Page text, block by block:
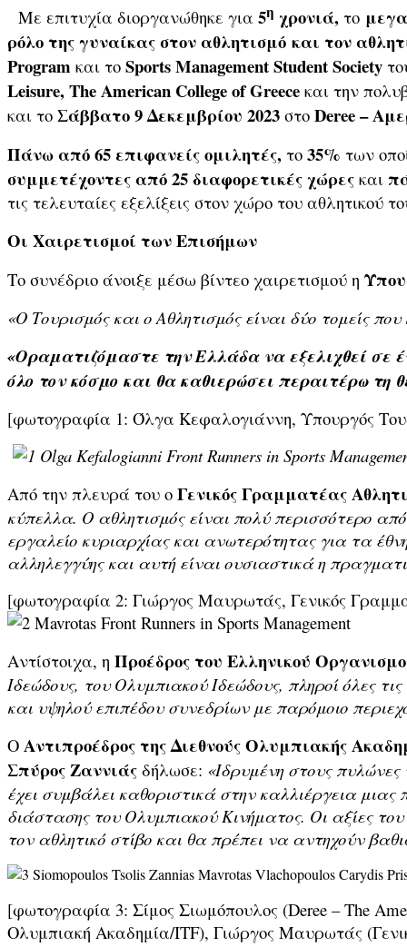
Με επιτυχία διοργανώθηκε για 5η χρονιά, το
ρόλο της γυναίκας στον αθλητισμό και τον
Program και το Sports Management Student Society
Leisure, The American College of Greece και την
και το Σάββατο 9 Δεκεμβρίου 2023 στο Deree –
Πάνω από 65 επιφανείς ομιλητές, το 35% των
συμμετέχοντες από 25 διαφορετικές χώρες και
τις τελευταίες εξελίξεις στον χώρο του αθλητικού
Οι Χαιρετισμοί των Επισήμων
Το συνέδριο άνοιξε μέσω βίντεο χαιρετισμού η
«Ο Τουρισμός και ο Αθλητισμός είναι δύο τομείς
«Οραματιζόμαστε την Ελλάδα να εξελιχθεί σε
όλο τον κόσμο και θα καθιερώσει περαιτέρω τη
[φωτογραφία 1: Όλγα Κεφαλογιάννη, Υπουργός
Από την πλευρά του ο Γενικός Γραμματέας
κύπελλα. Ο αθλητισμός είναι πολύ περισσότερο
εργαλείο κυριαρχίας και ανωτερότητας για τα
αλληλεγγύης και αυτή είναι ουσιαστικά η
[φωτογραφία 2: Γιώργος Μαυρωτάς, Γενικός
Αντίστοιχα, η Προέδρος του Ελληνικού
Ιδεώδους, του Ολυμπιακού Ιδεώδους, πληροί όλες
και υψηλού επιπέδου συνεδρίων με παρόμοιο
Ο Αντιπροέδρος της Διεθνούς Ολυμπιακής
Σπύρος Ζαννιάς δήλωσε: «Ιδρυμένη στους
έχει συμβάλει καθοριστικά στην καλλιέργεια μιας
διάστασης του Ολυμπιακού Κινήματος. Οι αξίες
τον αθλητικό στίβο και θα πρέπει να αντηχούν
[φωτογραφία 3: Σίμος Σιωμόπουλος (Deree – The
Ολυμπιακή Ακαδημία/ITF), Γιώργος Μαυρωτάς